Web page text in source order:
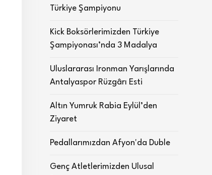
Türkiye Şampiyonu
Kick Boksörlerimizden Türkiye
Şampiyonası’nda 3 Madalya
Uluslararası Ironman Yarışlarında
Antalyaspor Rüzgârı Esti
Altın Yumruk Rabia Eylül’den
Ziyaret
Pedallarımızdan Afyon'da Duble
Genç Atletlerimizden Ulusal